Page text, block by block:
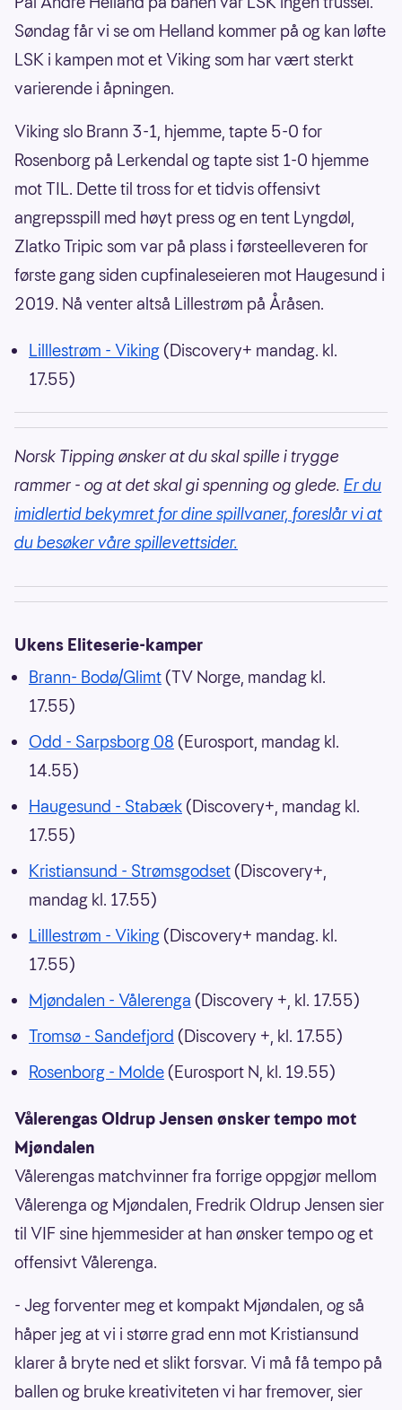
Søndag får vi se om Helland kommer på og kan løfte
LSK i kampen mot et Viking som har vært sterkt
varierende i åpningen.
Viking slo Brann 3-1, hjemme, tapte 5-0 for
Rosenborg på Lerkendal og tapte sist 1-0 hjemme
mot TIL. Dette til tross for et tidvis offensivt
angrepsspill med høyt press og en tent Lyngdøl,
Zlatko Tripic som var på plass i førsteelleveren for
første gang siden cupfinaleseieren mot Haugesund i
2019. Nå venter altså Lillestrøm på Åråsen.
Lilllestrøm - Viking (Discovery+ mandag. kl.
17.55)
Norsk Tipping ønsker at du skal spille i trygge
rammer - og at det skal gi spenning og glede. Er du
imidlertid bekymret for dine spillvaner, foreslår vi at
du besøker våre spillevettsider.
Ukens Eliteserie-kamper
Brann- Bodø/Glimt (TV Norge, mandag kl.
17.55)
Odd - Sarpsborg 08 (Eurosport, mandag kl.
14.55)
Haugesund - Stabæk (Discovery+, mandag kl.
17.55)
Kristiansund - Strømsgodset (Discovery+,
mandag kl. 17.55)
Lilllestrøm - Viking (Discovery+ mandag. kl.
17.55)
Mjøndalen - Vålerenga (Discovery +, kl. 17.55)
Tromsø - Sandefjord (Discovery +, kl. 17.55)
Rosenborg - Molde (Eurosport N, kl. 19.55)
Vålerengas Oldrup Jensen ønsker tempo mot
Mjøndalen
Vålerengas matchvinner fra forrige oppgjør mellom
Vålerenga og Mjøndalen, Fredrik Oldrup Jensen sier
til VIF sine hjemmesider at han ønsker tempo og et
offensivt Vålerenga.
- Jeg forventer meg et kompakt Mjøndalen, og så
håper jeg at vi i større grad enn mot Kristiansund
klarer å bryte ned et slikt forsvar. Vi må få tempo på
ballen og bruke kreativiteten vi har fremover, sier